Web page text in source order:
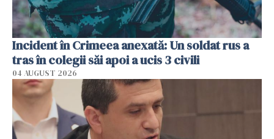
Incident în Crimeea anexată: Un soldat rus a
tras în colegii săi apoi a ucis 3 civili
04 AUGUST 2026